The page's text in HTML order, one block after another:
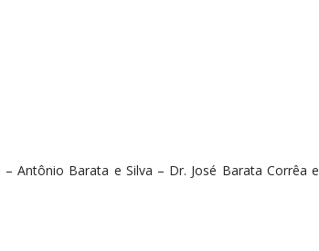
Antônio Barata e Silva – Dr. José Barata Corrêa e